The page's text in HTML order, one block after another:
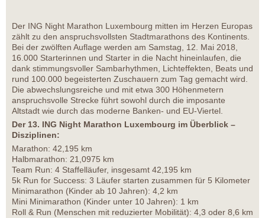
Der ING Night Marathon Luxembourg mitten im Herzen Europas
zählt zu den anspruchsvollsten Stadtmarathons des Kontinents.
Bei der zwölften Auflage werden am Samstag, 12. Mai 2018,
16.000 Starterinnen und Starter in die Nacht hineinlaufen, die
dank stimmungsvoller Sambarhythmen, Lichteffekten, Beats und
rund 100.000 begeisterten Zuschauern zum Tag gemacht wird.
Die abwechslungsreiche und mit etwa 300 Höhenmetern
anspruchsvolle Strecke führt sowohl durch die imposante
Altstadt wie durch das moderne Banken- und EU-Viertel.
Der 13. ING Night Marathon Luxembourg im Überblick –
Disziplinen:
Marathon: 42,195 km
Halbmarathon: 21,0975 km
Team Run: 4 Staffelläufer, insgesamt 42,195 km
5k Run for Success: 3 Läufer starten zusammen für 5 Kilometer
Minimarathon (Kinder ab 10 Jahren): 4,2 km
Mini Minimarathon (Kinder unter 10 Jahren): 1 km
Roll & Run (Menschen mit reduzierter Mobilität): 4,3 oder 8,6 km